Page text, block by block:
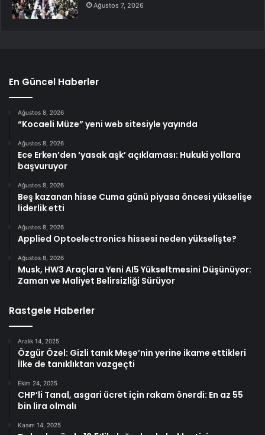
Ağustos 7, 2026
En Güncel Haberler
Ağustos 8, 2026
“Kocaeli Müze” yeni web sitesiyle yayında
Ağustos 8, 2026
Ece Erken’den ‘yasak aşk’ açıklaması: Hukuki yollara
başvuruyor
Ağustos 8, 2026
Beş kazanan hisse Cuma günü piyasa öncesi yükselişe
liderlik etti
Ağustos 8, 2026
Applied Optoelectronics hissesi neden yükselişte?
Ağustos 8, 2026
Musk, HW3 Araçlara Yeni AI5 Yükseltmesini Düşünüyor:
Zaman ve Maliyet Belirsizliği Sürüyor
Rastgele Haberler
Aralık 14, 2025
Özgür Özel: Gizli tanık Meşe’nin yerine ikame ettikleri
İlke de tanıklıktan vazgeçti
Ekim 24, 2025
CHP’li Tanal, asgari ücret için rakam önerdi: En az 55
bin lira olmalı
Kasım 14, 2025